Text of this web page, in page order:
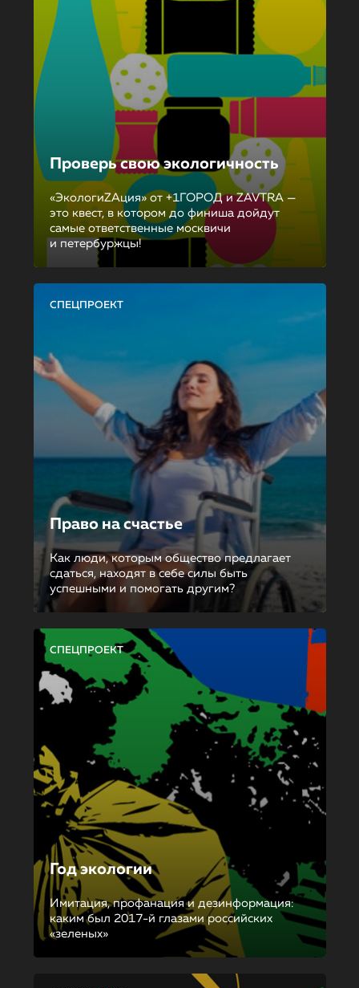
Проверь свою экологичность
«ЭкологиZAция» от +1ГОРОД и ZAVTRA —
это квест, в котором до финиша дойдут
самые ответственные москвичи
и петербуржцы!
СПЕЦПРОЕКТ
Право на счастье
Как люди, которым общество предлагает
сдаться, находят в себе силы быть
успешными и помогать другим?
СПЕЦПРОЕКТ
Год экологии
Имитация, профанация и дезинформация:
каким был 2017-й глазами российских
«зеленых»